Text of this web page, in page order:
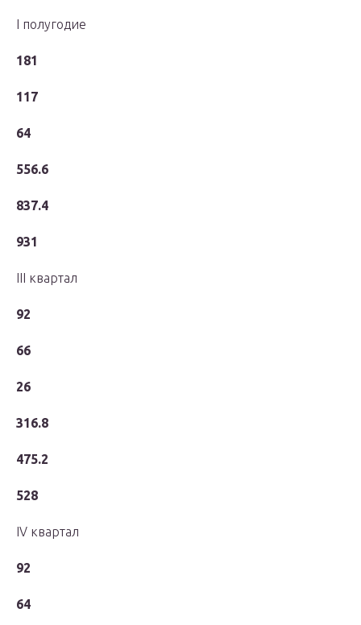
I полугодие
181
117
64
556.6
837.4
931
III квартал
92
66
26
316.8
475.2
528
IV квартал
92
64